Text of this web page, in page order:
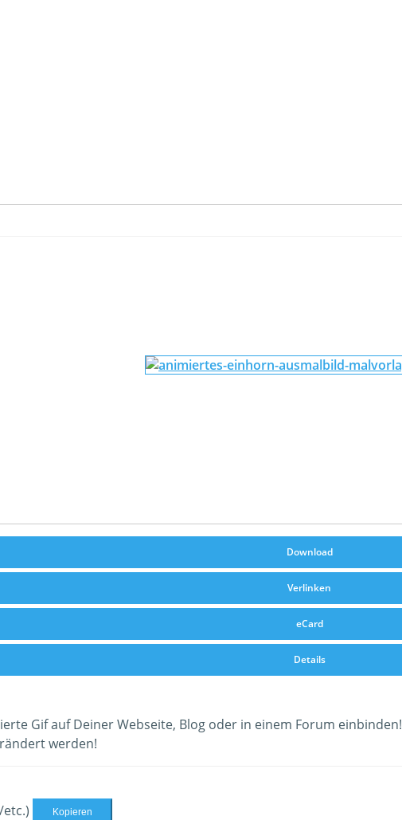
Download
Verlinken
eCard
Details
Gif auf Deiner Webseite, Blog oder in einem Forum einbinden!
werden!
Kopieren